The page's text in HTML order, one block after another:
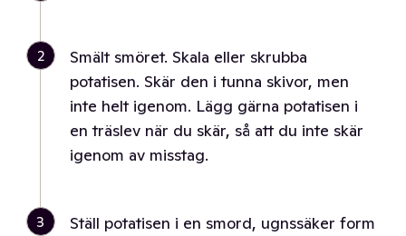
2
Smält smöret. Skala eller skrubba
potatisen. Skär den i tunna skivor, men
inte helt igenom. Lägg gärna potatisen i
en träslev när du skär, så att du inte skär
igenom av misstag.
3
Ställ potatisen i en smord, ugnssäker form